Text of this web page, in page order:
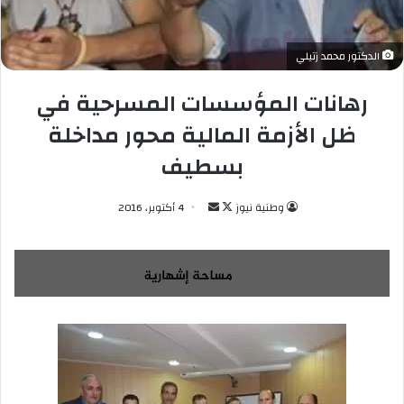
الدكتور محمد زتيلي
رهانات المؤسسات المسرحية في
ظل الأزمة المالية محور مداخلة
بسطيف
وطنية نيوز
ت
ب
ع
ع
ى
س
ل
ب
ي
ا
4 أكتوبر، 2016